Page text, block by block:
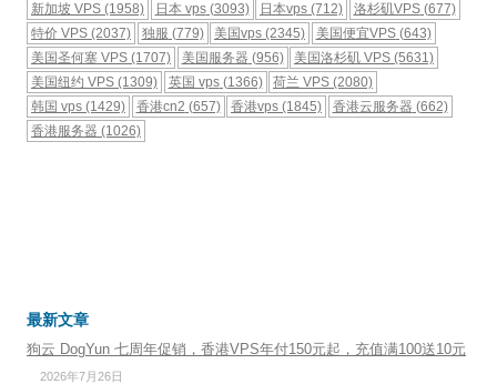
新加坡 VPS (1958) 日本 vps(3093) 日本vps (712) 洛杉矶VPS(677)
特价 VPS (2037) 独服 (779) 美国vps (2345) 美国便宜VPS(643)
美国圣何塞 VPS (1707) 美国服务器 (956) 美国洛杉矶 VPS (5631)
美国纽约 VPS (1309) 英国 vps(1366) 荷兰 VPS (2080)
韩国 vps (1429) 香港cn2 (657) 香港vps (1845) 香港云服务器 (662)
香港服务器 (1026)
最新文章
狗云 DogYun 七周年促销，香港VPS年付150元起，充值满100送10元
2026年7月26日